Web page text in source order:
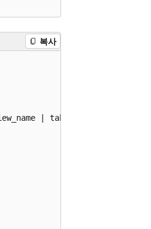
복사
| table_or_view_name }